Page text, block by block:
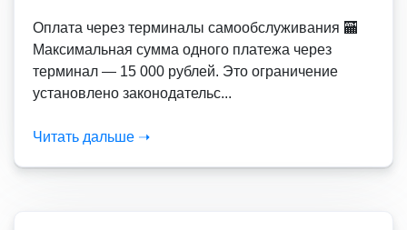
Оплата через терминалы самообслуживания 🏧
Максимальная сумма одного платежа через
терминал — 15 000 рублей. Это ограничение
установлено законодательс...
Читать дальше ➝